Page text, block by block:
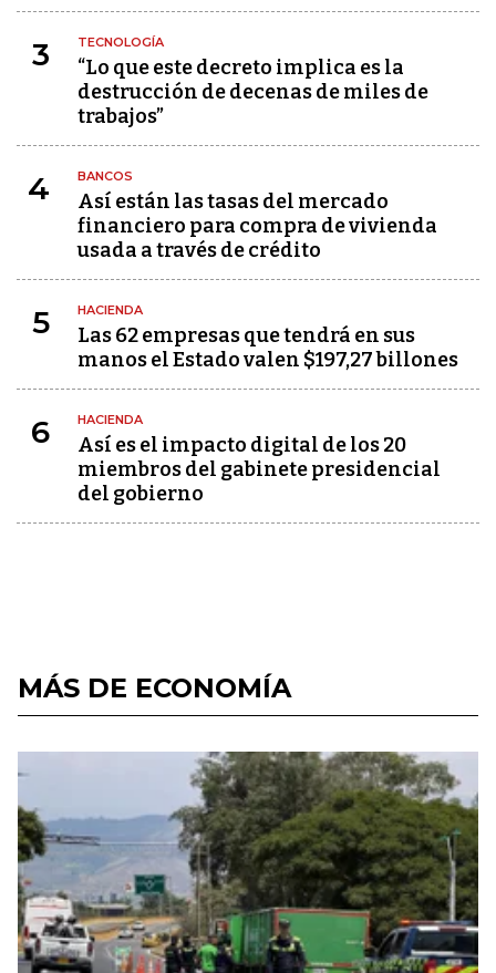
3 TECNOLOGÍA
“Lo que este decreto implica es la
destrucción de decenas de miles de
trabajos”
4 BANCOS
Así están las tasas del mercado
financiero para compra de vivienda
usada a través de crédito
5 HACIENDA
Las 62 empresas que tendrá en sus
manos el Estado valen $197,27 billones
6 HACIENDA
Así es el impacto digital de los 20
miembros del gabinete presidencial
del gobierno
MÁS DE ECONOMÍA